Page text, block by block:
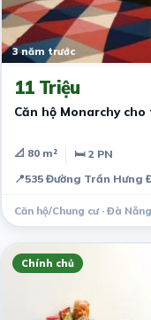
3 năm trước
11 Triệu
Căn hộ Monarchy cho
📐 80 m²
🛏 2 PN
📍535 Đường Trần Hưng
Căn hộ/Chung cư · Đà Nẵng
Chính chủ